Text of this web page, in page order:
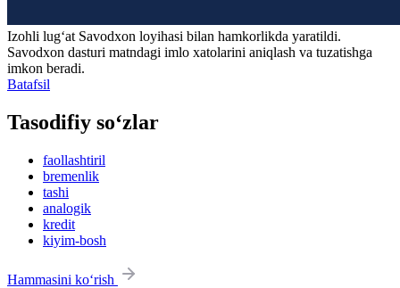
Izohli lugʻat Savodxon loyihasi bilan hamkorlikda yaratildi.
Savodxon dasturi matndagi imlo xatolarini aniqlash va tuzatishga
imkon beradi.
Batafsil
Tasodifiy so‘zlar
faollashtiril
bremenlik
tashi
analogik
kredit
kiyim-bosh
Hammasini ko‘rish